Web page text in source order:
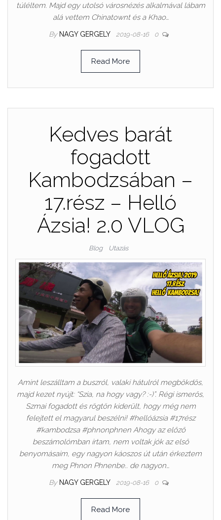
túléltem. Majd egy utolsó városnézés alkalmával lábam
alá vettem Chinatownt és a Khao…
By NAGY GERGELY 2019-08-16 0
Read More
Kedves barát
fogadott
Kambodzsában –
17.rész – Helló
Ázsia! 2.0 VLOG
Blog Utazás
Amint leszálltam a buszról, valaki hátulról megbökdös,
majd kezet nyújt: “Szia, na hogy vagy? :-)”. Régi ismerős,
Szmai fogadott és rögtön kiderült, hogy még nem
felejtett el magyarul beszélni! #hellóázsia #17rész
#kambodzsa #phnonphnen Ahogy az előző
beszámolómban írtam, nem voltak jók az első
benyomásaim, egy nagyon káoszos út után érkeztem
meg Phnon Phnenbe.. de nagyon…
By NAGY GERGELY 2019-08-16 0
Read More